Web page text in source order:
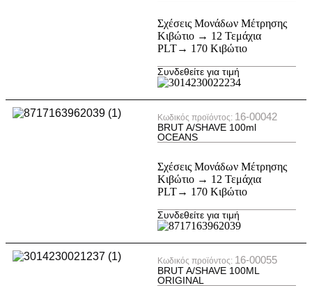
Σχέσεις Μονάδων Μέτρησης
Κιβώτιο → 12 Τεμάχια
PLT→ 170 Κιβώτιο
Συνδεθείτε για τιμή
Κωδικός προϊόντος: 16-00042
BRUT A/SHAVE 100ml
OCEANS
Σχέσεις Μονάδων Μέτρησης
Κιβώτιο → 12 Τεμάχια
PLT→ 170 Κιβώτιο
Συνδεθείτε για τιμή
Κωδικός προϊόντος: 16-00055
BRUT A/SHAVE 100ML
ORIGINAL